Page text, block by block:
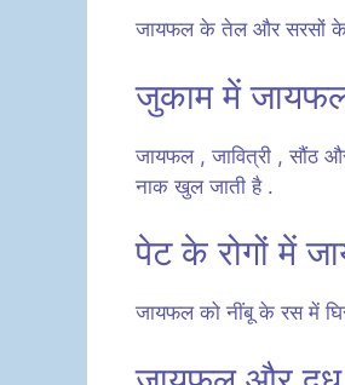
जायफल के तेल और सरसों के
जुकाम में
जायफल , जावित्री , सौंठ
नाक खुल जाती है .
पेट के रोगों में
जायफल को नींबू के रस में